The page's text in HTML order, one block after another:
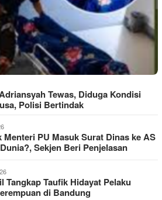
Tewas, Diduga Kondisi
Polisi Bertindak
Menteri PU Masuk Surat Dinas ke AS
Sekjen Beri Penjelasan
Tangkap Taufik Hidayat Pelaku
di Bandung